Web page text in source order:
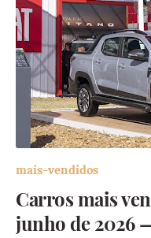
mais-vendidos
Carros mais
junho de 2026